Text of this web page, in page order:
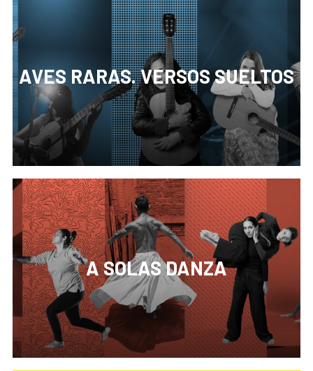
AVES RARAS. VERSOS SUELTOS
Es un ciclo mensual de conciertos en pequeño
formato con artistas emergentes de diversos
estilos musicales que tienen algo en común: están
haciendo algo distinto.
A SOLAS DANZA
Es un ciclo gestado en 2016 que busca estimular la
creación, producción y exhibición de la danza
peruana en todas sus formas de expresión; aunque
poniendo el acento en los lenguajes más actuales
del movimiento y menos atendidos.